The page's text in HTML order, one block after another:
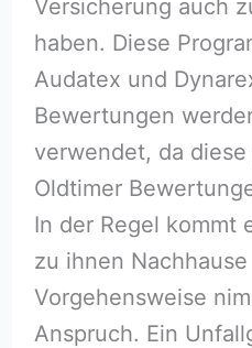
Versicherung auch
haben. Diese
Audatex und
Bewertungen
verwendet, da
Oldtimer
In der Regel kommt
zu ihnen
Vorgehensweise
Anspruch. Ein